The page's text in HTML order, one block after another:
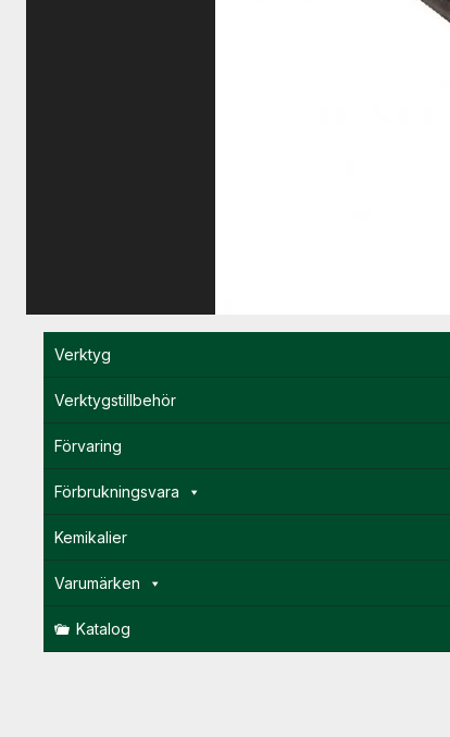
Verktyg
Verktygstillbehör
Förvaring
Förbrukningsvara
Kemikalier
Varumärken
Katalog